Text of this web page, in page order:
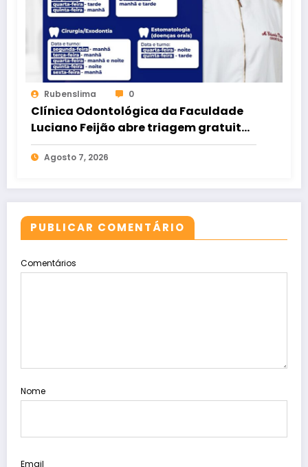
Rubenslima 0
Clínica Odontológica da Faculdade
Luciano Feijão abre triagem gratuita
para crianças e adultos
Agosto 7, 2026
PUBLICAR COMENTÁRIO
Comentários
Nome
Email